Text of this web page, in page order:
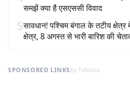
समझें क्या है एसएससी विवाद
5सावधान! पश्चिम बंगाल के तटीय
क्षेत्र, 8 अगस्त से भारी बारिश की
SPONSORED LINKSby Taboola